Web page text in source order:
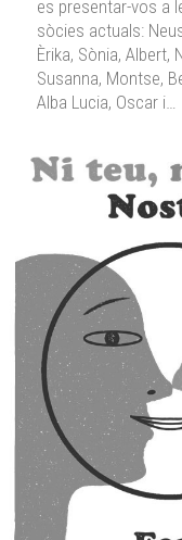
es presentar-vos a
sòcies actuals:
Èrika, Sònia, Albert,
Susanna, Montse,
Alba Lucia, Oscar i…